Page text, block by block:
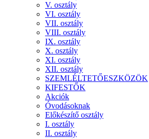
V. osztály
VI. osztály
VII. osztály
VIII. osztály
IX. osztály
X. osztály
XI. osztály
XII. osztály
SZEMLÉLTETŐESZKÖZÖK
KIFESTŐK
Akciók
Óvodásoknak
Előkészítő osztály
I. osztály
II. osztály